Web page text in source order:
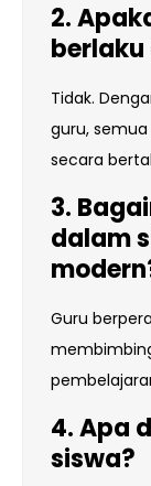
2.
berlaku
Tidak.
guru,
secara
3.
dalam
Guru
4. Apa
siswa?